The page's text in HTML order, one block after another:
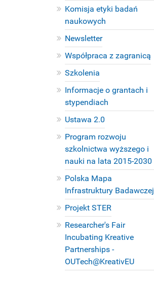
PROJEKTY
Komisja etyki badań
naukowych
Newsletter
Współpraca z zagranicą
Szkolenia
Informacje o grantach i
stypendiach
Ustawa 2.0
Program rozwoju
szkolnictwa wyższego i
nauki na lata 2015-2030
Polska Mapa
Infrastruktury Badawczej
Projekt STER
Researcher's Fair
Incubating Kreative
Partnerships -
OUTech@KreativEU